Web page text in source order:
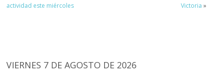
actividad este miércoles
Victoria »
VIERNES 7 DE AGOSTO DE 2026